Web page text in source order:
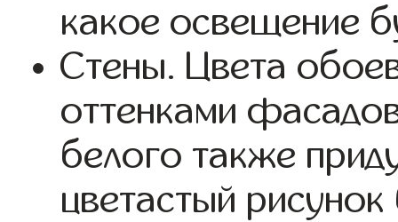
какое освещение
Стены. Цвета
оттенками
белого также
цветастый